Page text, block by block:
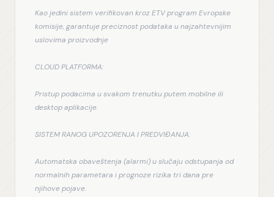
Kao jedini sistem verifikovan kroz ETV program Evropske
komisije, garantuje preciznost podataka u najzahtevnijim
uslovima proizvodnje
CLOUD PLATFORMA:
Pristup podacima u svakom trenutku putem mobilne ili
desktop aplikacije.
SISTEM RANOG UPOZORENJA I PREDVIĐANJA:
Automatska obaveštenja (alarmi) u slučaju odstupanja od
normalnih parametara i prognoze rizika tri dana pre
njihove pojave.